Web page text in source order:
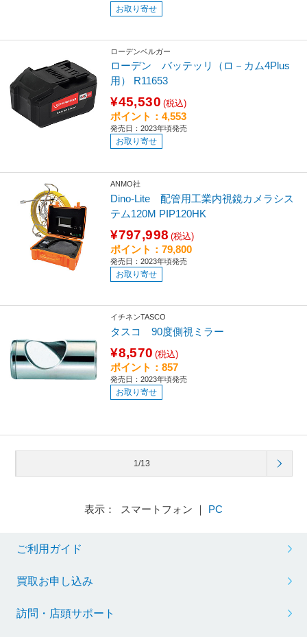
お取り寄せ
ローデンベルガー
ローデン バッテッリ（ロ－カム4Plus
用） R11653
¥45,530 (税込)
ポイント：4,553
発売日：2023年頃発売
お取り寄せ
ANMO社
Dino‐Lite 配管用工業内視鏡カメラシス
テム120M PIP120HK
¥797,998 (税込)
ポイント：79,800
発売日：2023年頃発売
お取り寄せ
イチネンTASCO
タスコ 90度側視ミラー
¥8,570 (税込)
ポイント：857
発売日：2023年頃発売
お取り寄せ
1/13
表示： スマートフォン ｜ PC
ご利用ガイド
買取お申し込み
訪問・店頭サポート